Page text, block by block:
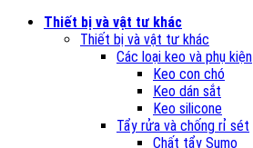
Thiết bị và vật tư khác
Thiết bị và vật tư khác
Các loại keo và phụ kiện
Keo con chó
Keo dán sắt
Keo silicone
Tẩy rửa và chống rỉ sét
Chất tẩy Sumo